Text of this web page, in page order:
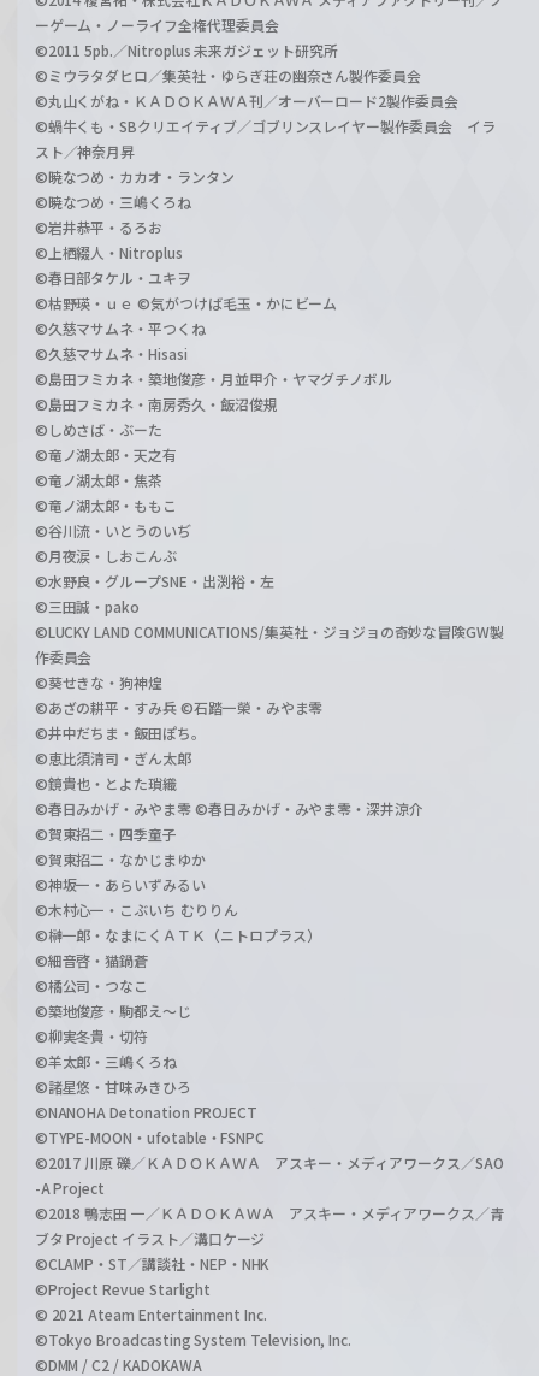
ーゲーム・ノーライフ全権代理委員会
©2011 5pb.／Nitroplus 未来ガジェット研究所
©ミウラタダヒロ／集英社・ゆらぎ荘の幽奈さん製作委員会
©丸山くがね・ＫＡＤＯＫＡＷＡ刊／オーバーロード2製作委員会
©蝸牛くも・SBクリエイティブ／ゴブリンスレイヤー製作委員会 イラ
スト／神奈月昇
©暁なつめ・カカオ・ランタン
©暁なつめ・三嶋くろね
©岩井恭平・るろお
©上栖綴人・Nitroplus
©春日部タケル・ユキヲ
©枯野瑛・ｕｅ ©気がつけば毛玉・かにビーム
©久慈マサムネ・平つくね
©久慈マサムネ・Hisasi
©島田フミカネ・築地俊彦・月並甲介・ヤマグチノボル
©島田フミカネ・南房秀久・飯沼俊規
©しめさば・ぶーた
©竜ノ湖太郎・天之有
©竜ノ湖太郎・焦茶
©竜ノ湖太郎・ももこ
©谷川流・いとうのいぢ
©月夜涙・しおこんぶ
©水野良・グループSNE・出渕裕・左
©三田誠・pako
©LUCKY LAND COMMUNICATIONS/集英社・ジョジョの奇妙な冒険GW製
作委員会
©葵せきな・狗神煌
©あざの耕平・すみ兵 ©石踏一榮・みやま零
©井中だちま・飯田ぽち。
©恵比須清司・ぎん太郎
©鏡貴也・とよた瑣織
©春日みかげ・みやま零 ©春日みかげ・みやま零・深井涼介
©賀東招二・四季童子
©賀東招二・なかじまゆか
©神坂一・あらいずみるい
©木村心一・こぶいち むりりん
©榊一郎・なまにくＡＴＫ（ニトロプラス）
©細音啓・猫鍋蒼
©橘公司・つなこ
©築地俊彦・駒都え～じ
©柳実冬貴・切符
©羊太郎・三嶋くろね
©諸星悠・甘味みきひろ
©NANOHA Detonation PROJECT
©TYPE-MOON・ufotable・FSNPC
©2017 川原 礫／ＫＡＤＯＫＡＷＡ アスキー・メディアワークス／SAO
-A Project
©2018 鴨志田 一／ＫＡＤＯＫＡＷＡ アスキー・メディアワークス／青
ブタ Project イラスト／溝口ケージ
©CLAMP・ST／講談社・NEP・NHK
©Project Revue Starlight
© 2021 Ateam Entertainment Inc.
©Tokyo Broadcasting System Television, Inc.
©DMM / C2 / KADOKAWA